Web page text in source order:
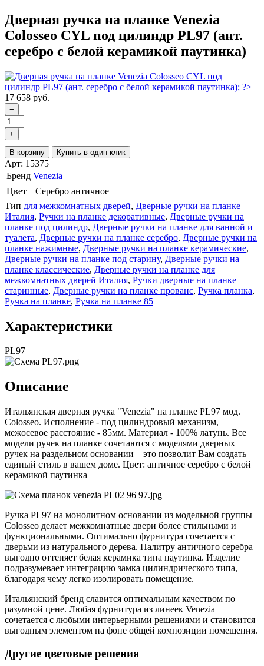
Дверная ручка на планке Venezia
Colosseo CYL под цилиндр PL97 (ант.
серебро с белой керамикой паутинка)
17 658 руб.
−
+
В корзину Купить в один клик
Арт: 15375
Бренд Venezia
Цвет
Серебро античное
Тип для межкомнатных дверей, Дверные ручки на планке
Италия, Ручки на планке декоративные, Дверные ручки на
планке под цилиндр, Дверные ручки на планке для ванной и
туалета, Дверные ручки на планке серебро, Дверные ручки на
планке нажимные, Дверные ручки на планке керамические,
Дверные ручки на планке под старину, Дверные ручки на
планке классические, Дверные ручки на планке для
межкомнатных дверей Италия, Ручки дверные на планке
старинные, Дверные ручки на планке прованс, Ручка планка,
Ручка на планке, Ручка на планке 85
Характеристики
PL97
Описание
Итальянская дверная ручка "Venezia" на планке PL97 мод.
Colosseo. Исполнение - под цилиндровый механизм,
межосевое расстояние - 85мм. Материал - 100% латунь. Все
модели ручек на планке сочетаются с моделями дверных
ручек на раздельном основании – это позволит Вам создать
единый стиль в вашем доме. Цвет: античное серебро с белой
керамикой паутинка
Ручка PL97 на монолитном основании из модельной группы
Colosseo делает межкомнатные двери более стильными и
функциональными. Оптимально фурнитура сочетается с
дверьми из натурального дерева. Палитру античного серебра
выгодно оттеняет белая керамика типа паутинка. Изделие
подразумевает интеграцию замка цилиндрического типа,
благодаря чему легко изолировать помещение.
Итальянский бренд славится оптимальным качеством по
разумной цене. Любая фурнитура из линеек Venezia
сочетается с любыми интерьерными решениями и становится
выгодным элементом на фоне общей композиции помещения.
Другие цветовые решения